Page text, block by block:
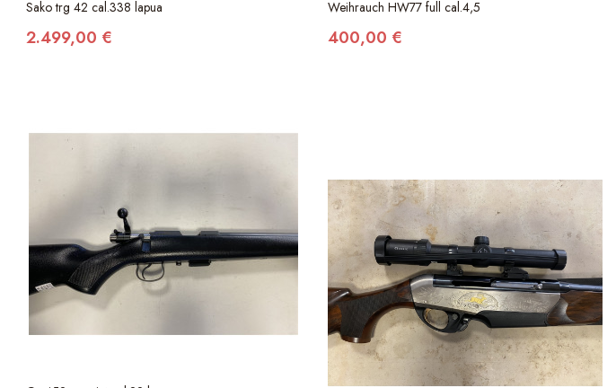
Sako trg 42 cal.338 lapua
2.499,00 €
Weihrauch HW77 full cal.4,5
400,00 €